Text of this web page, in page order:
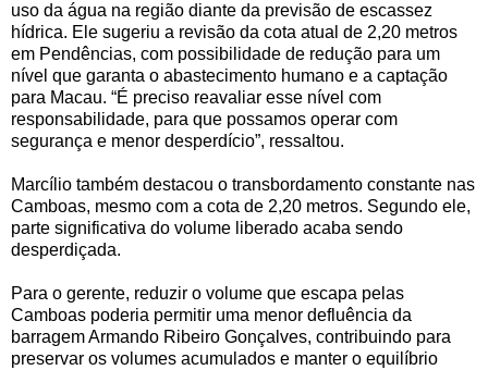
uso da água na região diante da previsão de escassez
hídrica. Ele sugeriu a revisão da cota atual de 2,20 metros
em Pendências, com possibilidade de redução para um
nível que garanta o abastecimento humano e a captação
para Macau. “É preciso reavaliar esse nível com
responsabilidade, para que possamos operar com
segurança e menor desperdício”, ressaltou.
Marcílio também destacou o transbordamento constante nas
Camboas, mesmo com a cota de 2,20 metros. Segundo ele,
parte significativa do volume liberado acaba sendo
desperdiçada.
Para o gerente, reduzir o volume que escapa pelas
Camboas poderia permitir uma menor defluência da
barragem Armando Ribeiro Gonçalves, contribuindo para
preservar os volumes acumulados e manter o equilíbrio